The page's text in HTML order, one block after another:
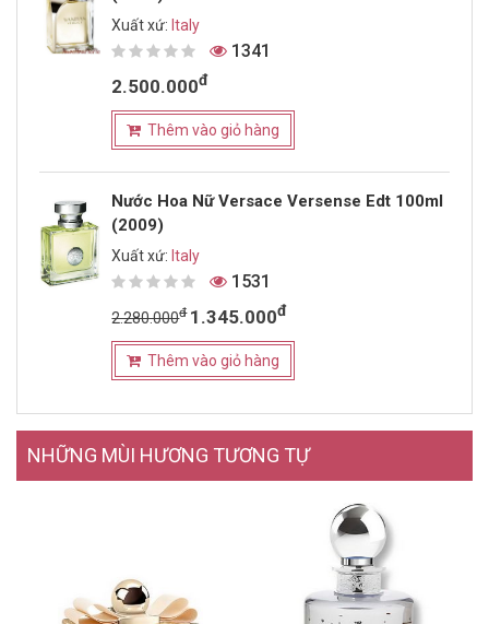
Xuất xứ: Italy
1341
2.500.000đ
Thêm vào giỏ hàng
Nước Hoa Nữ Versace Versense Edt 100ml
(2009)
Xuất xứ: Italy
1531
2.280.000đ 1.345.000đ
Thêm vào giỏ hàng
NHỮNG MÙI HƯƠNG TƯƠNG TỰ